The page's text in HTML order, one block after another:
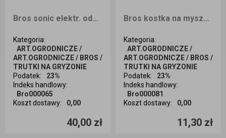
Bros sonic elektr. odstraszacz kretów gryzoni
Kategoria:
ART.OGRODNICZE /
ART.OGRODNICZE / BROS /
TRUTKI NA GRYZONIE
Podatek:
23%
Indeks handlowy:
Bro000065
Koszt dostawy: 0,00
40,00 zł
Ilość sztuk
Bros kostka na myszy i szczury 150g
Kategoria:
ART.OGRODNICZE /
ART.OGRODNICZE / BROS /
TRUTKI NA GRYZONIE
Podatek:
23%
Indeks handlowy:
Bro000081
Koszt dostawy: 0,00
11,30 zł
Ilość sztuk